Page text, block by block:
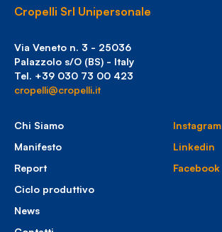
Cropelli Srl Unipersonale
Via Veneto n. 3 - 25036
Palazzolo s/O (BS) - Italy
Tel. +39 030 73 00 423
cropelli@cropelli.it
Chi Siamo
Manifesto
Report
Ciclo produttivo
News
Instagram
Linkedin
Facebook